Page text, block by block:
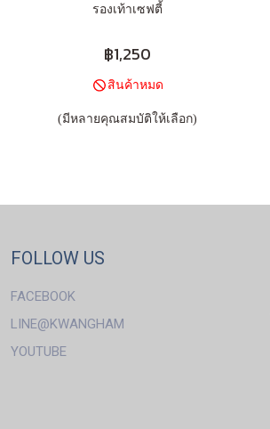
รองเท้าเซฟตี้
฿1,250
สินค้าหมด
(มีหลายคุณสมบัติให้เลือก)
FOLLOW US
FACEBOOK
LINE@KWANGHAM
YOUTUBE